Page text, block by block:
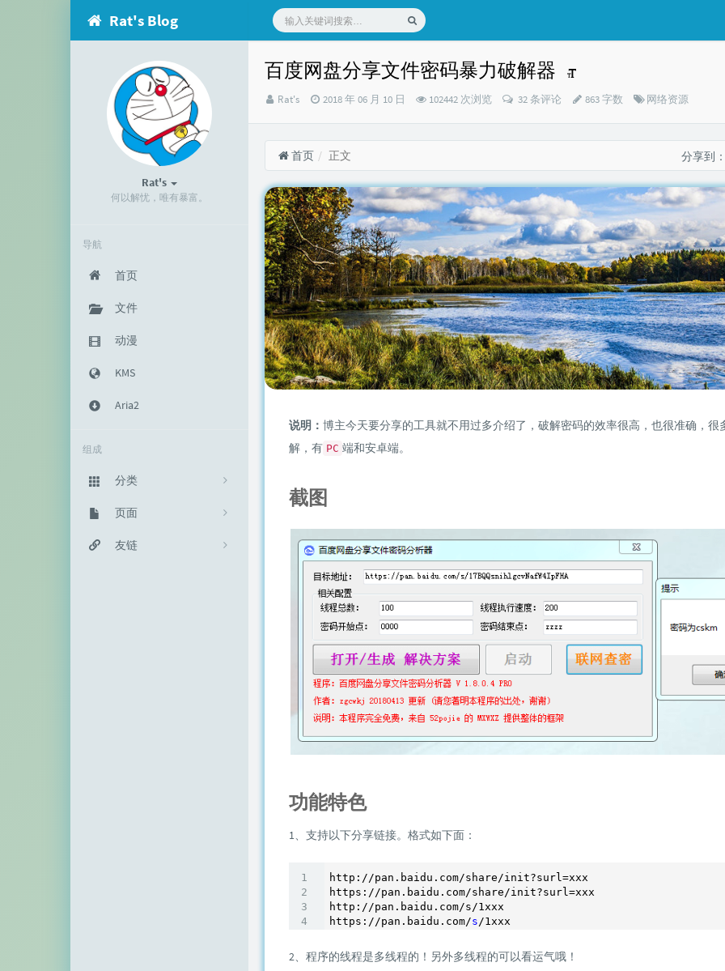
Rat's Blog
Rat's
何以解忧，唯有暴富。
导航
首页
文件
动漫
KMS
Aria2
组成
分类
333
主机教程
235
建站知识
页面
归档栏
友链
百度网盘分享文件密码暴力破解器
博
Rat's
发
时
间：
2018 年 06 月 10 日 102442 次浏览 32 条评论 863 字数
分
网络资源
首页 正文 分享到
说明： 博主今天要分享的工具就不用过多介绍了，破解密码的效率很高，也很准确，很
解，有 PC 端和安卓端。
截图
功能特色
1、支持以下分享链接。格式如下面：
http: //pan .baidu.com/share/init?surl=xxx
https: //pan .baidu.com/share/init?surl=xxx
http: //pan .baidu.com/s/1xxx
https://pan .baidu.com/s /1 xxx
2、程序的线程是多线程的！另外多线程的可以看运气哦！